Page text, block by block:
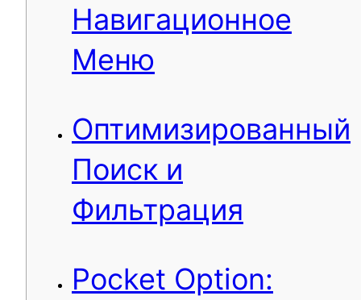
Навигационное
Меню
Оптимизированный
Поиск и
Фильтрация
Pocket Option: